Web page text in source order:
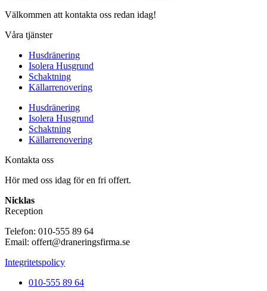
Välkommen att kontakta oss redan idag!
Våra tjänster
Husdränering
Isolera Husgrund
Schaktning
Källarrenovering
Husdränering
Isolera Husgrund
Schaktning
Källarrenovering
Kontakta oss
Hör med oss idag för en fri offert.
Nicklas
Reception
Telefon: 010-555 89 64
Email: offert@draneringsfirma.se
Integritetspolicy
010-555 89 64